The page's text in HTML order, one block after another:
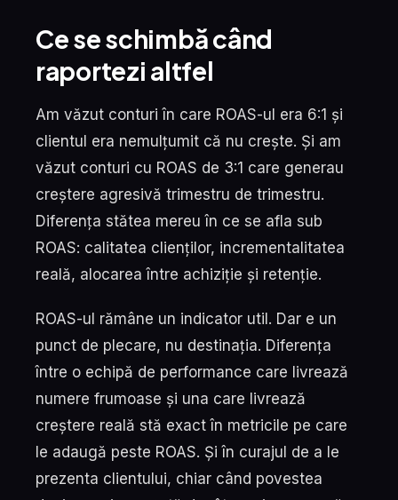
Ce se schimbă când
raportezi altfel
Am văzut conturi în care ROAS-ul era 6:1 și
clientul era nemulțumit că nu crește. Și am
văzut conturi cu ROAS de 3:1 care generau
creștere agresivă trimestru de trimestru.
Diferența stătea mereu în ce se afla sub
ROAS: calitatea clienților, incrementalitatea
reală, alocarea între achiziție și retenție.
ROAS-ul rămâne un indicator util. Dar e un
punct de plecare, nu destinația. Diferența
între o echipă de performance care livrează
numere frumoase și una care livrează
creștere reală stă exact în metricile pe care
le adaugă peste ROAS. Și în curajul de a le
prezenta clientului, chiar când povestea